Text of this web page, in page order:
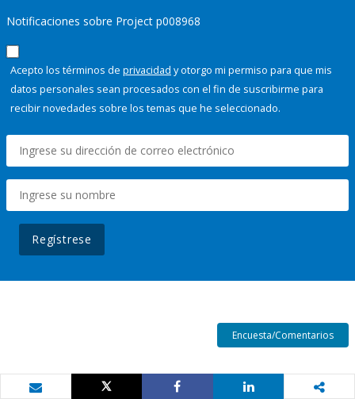
Notificaciones sobre Project p008968
Acepto los términos de privacidad y otorgo mi permiso para que mis
datos personales sean procesados con el fin de suscribirme para
recibir novedades sobre los temas que he seleccionado.
Regístrese
Encuesta/Comentarios